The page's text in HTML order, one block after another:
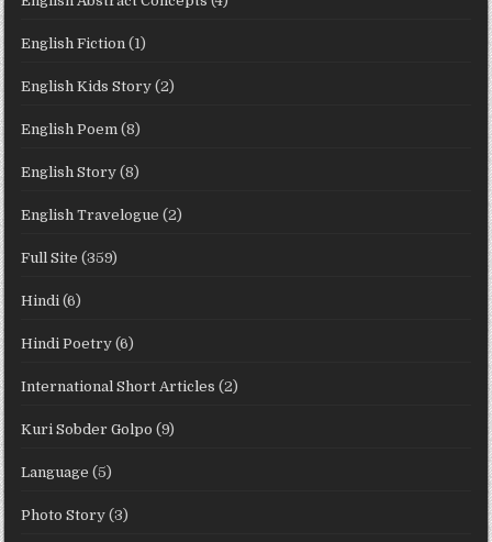
English Fiction (1)
English Kids Story (2)
English Poem (8)
English Story (8)
English Travelogue (2)
Full Site (359)
Hindi (6)
Hindi Poetry (6)
International Short Articles (2)
Kuri Sobder Golpo (9)
Language (5)
Photo Story (3)